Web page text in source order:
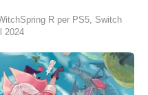
R per PS5, Switch
2024